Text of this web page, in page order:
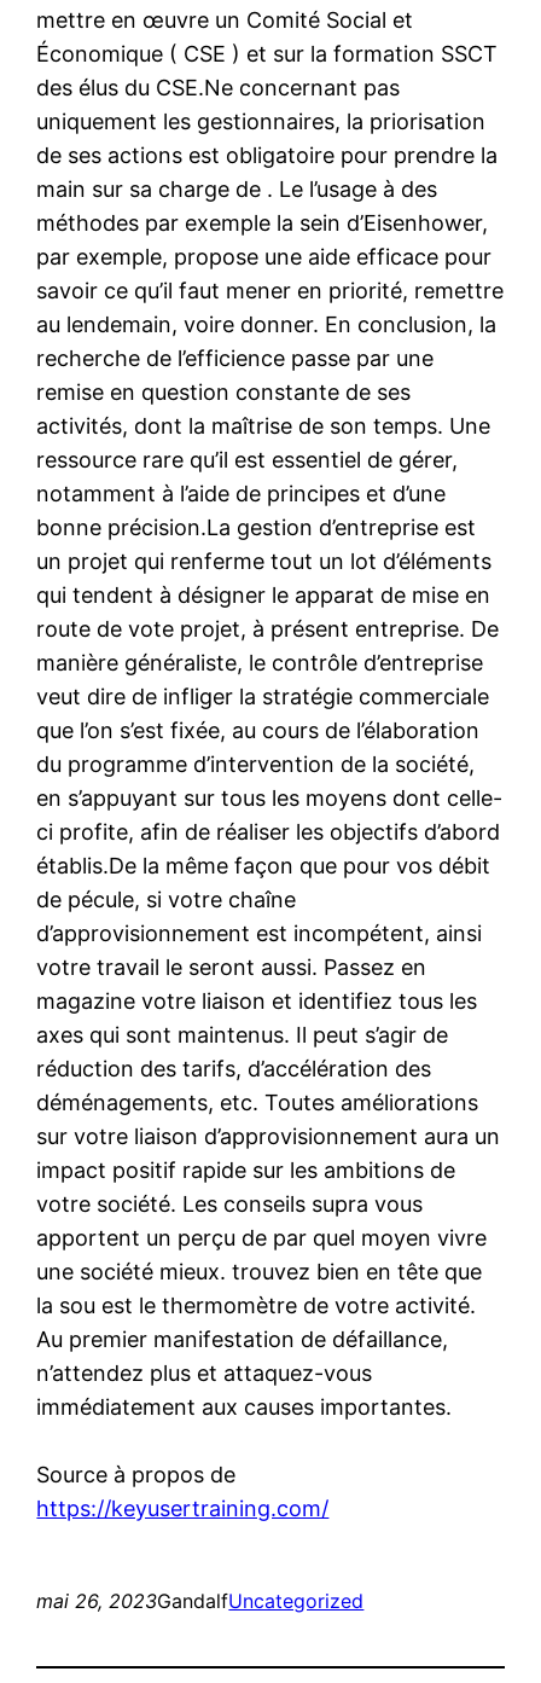
mettre en œuvre un Comité Social et
Économique ( CSE ) et sur la formation SSCT
des élus du CSE.Ne concernant pas
uniquement les gestionnaires, la priorisation
de ses actions est obligatoire pour prendre la
main sur sa charge de . Le l’usage à des
méthodes par exemple la sein d’Eisenhower,
par exemple, propose une aide efficace pour
savoir ce qu’il faut mener en priorité, remettre
au lendemain, voire donner. En conclusion, la
recherche de l’efficience passe par une
remise en question constante de ses
activités, dont la maîtrise de son temps. Une
ressource rare qu’il est essentiel de gérer,
notamment à l’aide de principes et d’une
bonne précision.La gestion d’entreprise est
un projet qui renferme tout un lot d’éléments
qui tendent à désigner le apparat de mise en
route de vote projet, à présent entreprise. De
manière généraliste, le contrôle d’entreprise
veut dire de infliger la stratégie commerciale
que l’on s’est fixée, au cours de l’élaboration
du programme d’intervention de la société,
en s’appuyant sur tous les moyens dont celle-
ci profite, afin de réaliser les objectifs d’abord
établis.De la même façon que pour vos débit
de pécule, si votre chaîne
d’approvisionnement est incompétent, ainsi
votre travail le seront aussi. Passez en
magazine votre liaison et identifiez tous les
axes qui sont maintenus. Il peut s’agir de
réduction des tarifs, d’accélération des
déménagements, etc. Toutes améliorations
sur votre liaison d’approvisionnement aura un
impact positif rapide sur les ambitions de
votre société. Les conseils supra vous
apportent un perçu de par quel moyen vivre
une société mieux. trouvez bien en tête que
la sou est le thermomètre de votre activité.
Au premier manifestation de défaillance,
n’attendez plus et attaquez-vous
immédiatement aux causes importantes.
Source à propos de
https://keyusertraining.com/
mai 26, 2023GandalfUncategorized